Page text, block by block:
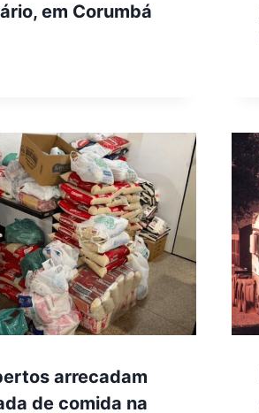
em Corumbá
arrecadam
de comida na